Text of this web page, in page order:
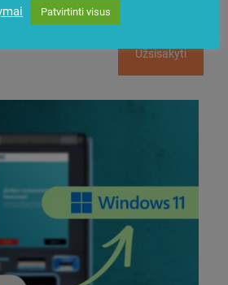
Užsisakyti
Patvirtinti visus